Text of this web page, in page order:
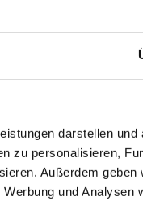
darstellen und
zu personalisieren,
Außerdem geben
und Analysen